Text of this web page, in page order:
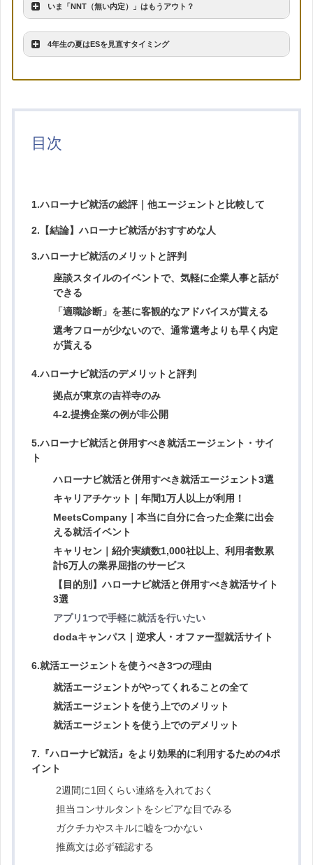
建設業 216.7
産業計の平均 210.2
教育、学習支援業 209.4
金融業、保険業
運輸業、郵便業 201.5
宿泊業、飲食サービス業
厚生労働省：賃金構造基本統計調査，2019
『ES添削できる無料就活サービスおすすめ7選』
いま「NNT（無い内定）」はもうアウト？
〔出典〕キャリタス就活2023「6月1日時点の就職活動調査〈速
報〉」，2022.6．
内定をゴールと考えている
就活への心構えができていない
自己分析が甘い
自分のレベルにあった企業を受けていない
選考テストの対策が不十分である
身だしなみに問題がある
就活に関して悩みがある
1つでも思い当たることがあれば、あなたの就活はまだ改善の余
地があります
てる人は必見！！脱却は可能？』
4年生の夏はESを見直すタイミング
目次
1.ハローナビ就活の総評｜他エージェントと比較して
2.【結論】ハローナビ就活がおすすめな人
3.ハローナビ就活のメリットと評判
座談スタイルのイベントで、気軽に企業人事と話が
できる
「適職診断」を基に客観的なアドバイスが貰える
選考フローが少ないので、通常選考よりも早く内定
が貰える
4.ハローナビ就活のデメリットと評判
拠点が東京の吉祥寺のみ
4-2.提携企業の例が非公開
5.ハローナビ就活と併用すべき就活エージェント・サイ
ト
ハローナビ就活と併用すべき就活エージェント3選
キャリアチケット｜年間1万人以上が利用！
MeetsCompany｜本当に自分に合った企業に出会
える就活イベント
キャリセン｜紹介実績数1,000社以上、利用者数累
計6万人の業界屈指のサービス
【目的別】ハローナビ就活と併用すべき就活サイト
3選
アプリ1つで手軽に就活を行いたい
dodaキャンパス｜逆求人・オファー型就活サイト
6.就活エージェントを使うべき3つの理由
就活エージェントがやってくれることの全て
就活エージェントを使う上でのメリット
就活エージェントを使う上でのデメリット
7.『ハローナビ就活』をより効果的に利用するための4ポ
イント
2週間に1回くらい連絡を入れておく
担当コンサルタントをシビアな目でみる
ガクチカやスキルに嘘をつかない
推薦文は必ず確認する